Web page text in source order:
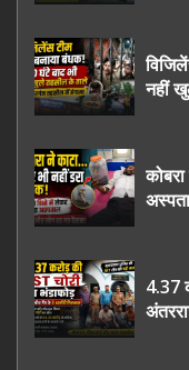
नहीं
4.37